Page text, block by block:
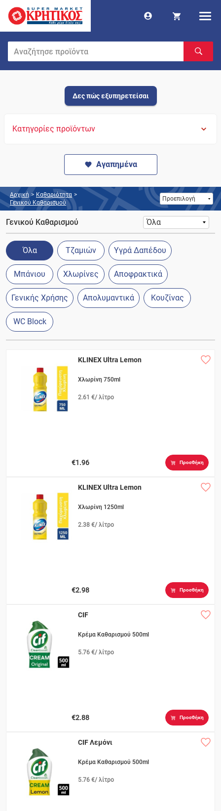
Δες πώς εξυπηρετείσαι
Κατηγορίες προϊόντων
Αγαπημένα
Αρχική > Καθαριότητα >
Γενικού Καθαρισμού
Γενικού Καθαρισμού
Όλα Τζαμιών Υγρά Δαπέδου
Μπάνιου Χλωρίνες Αποφρακτικά
Γενικής Χρήσης Απολυμαντικά Κουζίνας
WC Block
KLINEX Ultra Lemon
Χλωρίνη 750ml
2.61 €/ λίτρο
€1.96 Προσθήκη
KLINEX Ultra Lemon
Χλωρίνη 1250ml
2.38 €/ λίτρο
€2.98 Προσθήκη
CIF
Κρέμα Καθαρισμού 500ml
5.76 €/ λίτρο
€2.88 Προσθήκη
CIF Λεμόνι
Κρέμα Καθαρισμού 500ml
5.76 €/ λίτρο